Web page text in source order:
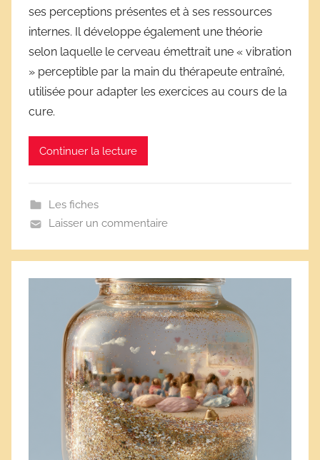
s
e
s
ses perceptions présentes et à ses ressources
internes. Il développe également une théorie
selon laquelle le cerveau émettrait une « vibration
» perceptible par la main du thérapeute entraîné,
utilisée pour adapter les exercices au cours de la
cure.
Continuer la lecture
Les fiches
Laisser un commentaire